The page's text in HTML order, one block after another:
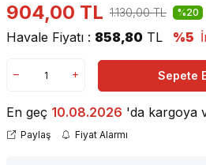
904,00 TL 1.130,00TL %20
Havale Fiyatı : 858,80 TL %5
Sepete
En geç 10.08.2026 'da kargoya
Paylaş Fiyat Alarmı